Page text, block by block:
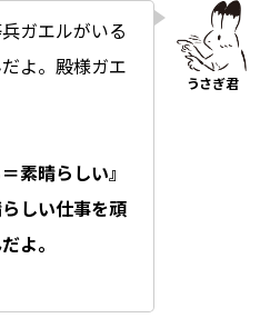
ガエルがいる
よ。殿様ガエ
素晴らしい』
しい仕事を頑
よ。